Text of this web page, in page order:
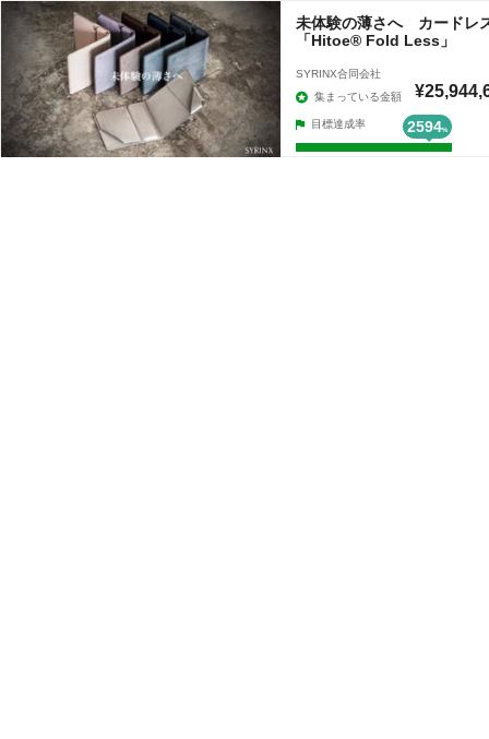
未体験の薄さへ カードレ
「Hitoe® Fold Less」
SYRINX合同会社
集まっている金額
目標達成率 2594%